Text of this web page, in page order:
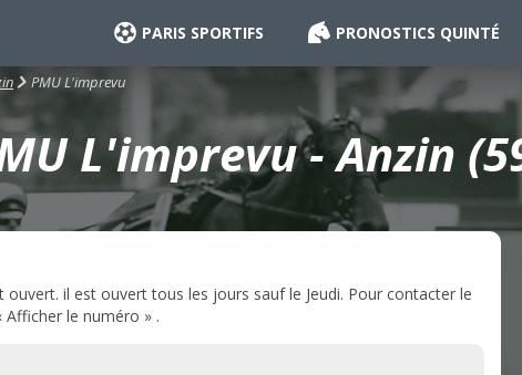
PARIS SPORTIFS PRONOSTICS QUINTÉ
PMU L'imprevu
L'imprevu - Anzin
il est ouvert tous les jours sauf le Jeudi. Pour contacter le
le numéro » .